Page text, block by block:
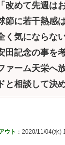
改めて先週は
節に若干熱感
く気にならな
田記念の事を
ァーム天栄へ
と相談して決
ウト ：2020/11/04(水)